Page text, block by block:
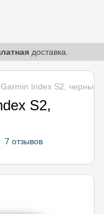
доставка.
Index S2, черные
S2,
7 отзывов